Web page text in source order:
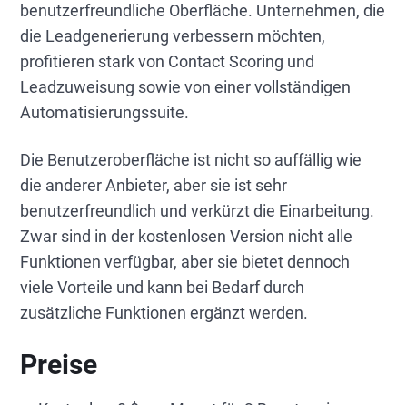
benutzerfreundliche Oberfläche. Unternehmen, die
die Leadgenerierung verbessern möchten,
profitieren stark von Contact Scoring und
Leadzuweisung sowie von einer vollständigen
Automatisierungssuite.
Die Benutzeroberfläche ist nicht so auffällig wie
die anderer Anbieter, aber sie ist sehr
benutzerfreundlich und verkürzt die Einarbeitung.
Zwar sind in der kostenlosen Version nicht alle
Funktionen verfügbar, aber sie bietet dennoch
viele Vorteile und kann bei Bedarf durch
zusätzliche Funktionen ergänzt werden.
Preise